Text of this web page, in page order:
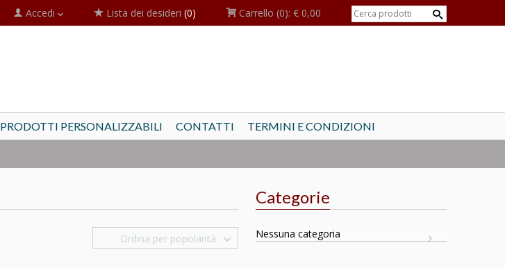
Accedi Lista dei desideri (0) Carrello (0): € 0,00
PRODOTTI PERSONALIZZABILI CONTATTI TERMINI E CONDIZIONI
Ordina per popolarità
Categorie
Nessuna categoria